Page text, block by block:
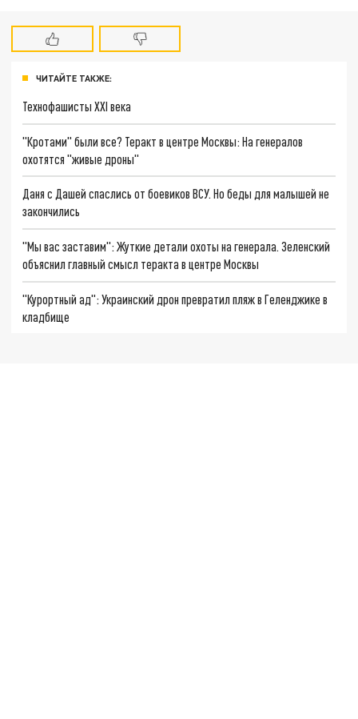
ЧИТАЙТЕ ТАКЖЕ:
Технофашисты XXI века
"Кротами" были все? Теракт в центре Москвы: На генералов
охотятся "живые дроны"
Даня с Дашей спаслись от боевиков ВСУ. Но беды для малышей не
закончились
"Мы вас заставим": Жуткие детали охоты на генерала. Зеленский
объяснил главный смысл теракта в центре Москвы
"Курортный ад": Украинский дрон превратил пляж в Геленджике в
кладбище